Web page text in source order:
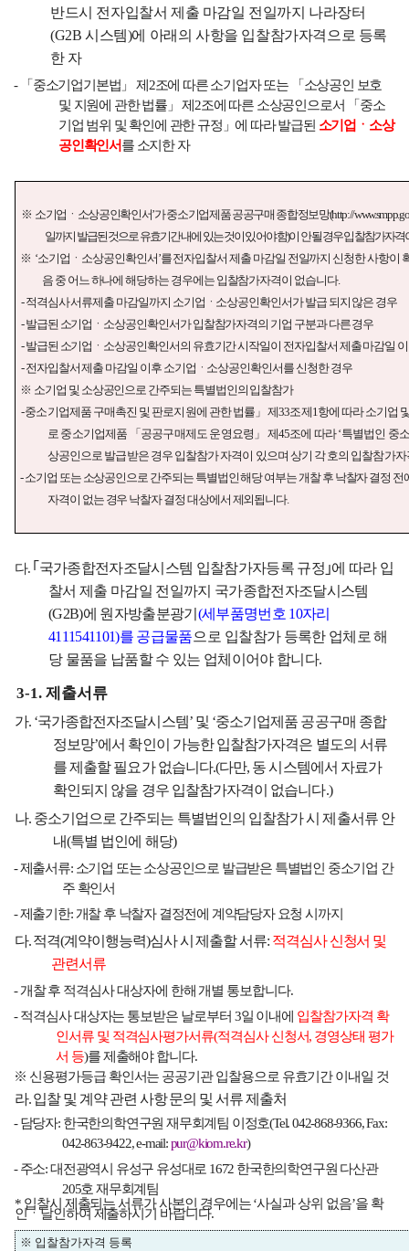
반드시 전자입찰서 제출 마감일 전일까지 나라장터
(G2B 시스템)에 아래의 사항을 입찰참가자격으로 등록
한 자
- 「 중소기업기본법 」 제 2조에 따른 소기업자 또는 「 소상공인 보호
및 지원에 관한 법률」제 2조에 따른 소상공인으로서 「 중소
기업 범위 및 확인에 관한 규정 」에 따라 발급된 소기업ㆍ소상
공인확인서를 소지한 자
※ 소기업ㆍ소상공인확인서’가 중소기업제품 공공구매 종합정보망(http://
일까지 발급된 것으로 유효기간 내에 있는 것이 있어야 함)이 안 될 경우 입찰참가자격
※ ‘소기업ㆍ소상공인확인서 ’를 전자입찰서 제출 마감일 전일까지 신청한 사항이
음 중 어느 하나에 해당하는 경우에는 입찰참가자격이 없습니다.
-적격심사 서류제출 마감일까지 소기업ㆍ소상공인확인서가 발급 되지 않은 경우
-발급된 소기업ㆍ소상공인확인서가 입찰참가자격의 기업 구분과 다른 경우
-발급된 소기업ㆍ소상공인확인서의 유효기간 시작일이 전자입찰서 제출 마감일
-전자입찰서 제출 마감일 이후 소기업ㆍ소상공인확인서를 신청한 경우
※ 소기업 및 소상공인으로 간주되는 특별법인의 입찰참가
-중소기업제품 구매촉진 및 판로지원에 관한 법률 」제33조제 1항에 따라 소기업
로 중소기업제품
「 공공구매제도 운영요령 」 제 45조에 따라‘특별법인 중
상공인으로 발급받은 경우 입찰참가 자격이 있으며 상기 각 호의 입찰참가
-소기업 또는 소상공인으로 간주되는 특별법인 해당 여부는 개찰 후 낙찰자 결정
자격이 없는 경우 낙찰자 결정 대상에서 제외됩니다.
다. ｢ 국가종합전자조달시스템 입찰참가자등록 규정 ｣에 따라 입
찰서 제출 마감일 전일까지 국가종합전자조달시스템
(G2B)에 원자방출분광기 (세부품명번호 10자리
4111541101)를 공급물품으로 입찰참가 등록한 업체로 해
당 물품을 납품할 수 있는 업체이어야 합니다.
3-1. 제출서류
가. ‘국가종합전자조달시스템’ 및 ‘중소기업제품 공공구매 종합
정보망’에서 확인이 가능한 입찰참가자격은 별도의 서류
를 제출할 필요가 없습니다.(다만, 동 시스템에서 자료가
확인되지 않을 경우 입찰참가자격이 없습니다.)
나. 중소기업으로 간주되는 특별법인의 입찰참가 시 제출서류 안
내(특별 법인에 해당)
-제출서류: 소기업 또는 소상공인으로 발급받은 특별법인 중소기업 간
주 확인서
-제출기한: 개찰 후 낙찰자 결정전에 계약담당자 요청 시까지
다.적격(계약이행능력)심사 시 제출할 서류: 적격심사 신청서 및
관련서류
-개찰 후 적격심사 대상자에 한해 개별 통보합니다.
-적격심사 대상자는 통보받은 날로부터 3일 이내에 입찰참가자격 확
인서류 및 적격심사평가서류(적격심사 신청서, 경영상태 평가
서 등)를 제출해야 합니다.
※ 신용평가등급 확인서는 공공기관 입찰용으로 유효기간 이내일 것
라.입찰 및 계약 관련 사항 문의 및 서류 제출처
-담당자: 한국한의학연구원 재무회계팀 이정호(Tel. 042-868-9366, Fax:
042-863-9422, e-mail:pur@kiom.re.kr)
-주소:대전광역시 유성구 유성대로 1672 한국한의학연구원 다산관
205호 재무회계팀
* 입찰시 제출되는 서류가 사본인 경우에는‘사실과 상위 없음’을 확
인ㆍ날인하여 제출하시기 바랍니다.
※ 입찰참가자격 등록